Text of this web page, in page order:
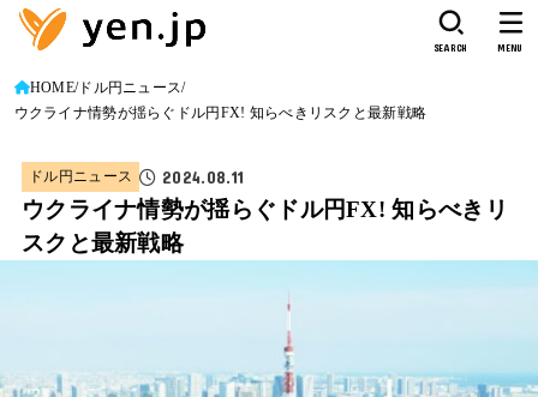
SEARCH MENU
HOME ドル円ニュース
ウクライナ情勢が揺らぐドル円FX! 知らべきリスクと最新戦略
ドル円ニュース 2024.08.11
ウクライナ情勢が揺らぐドル円FX! 知らべきリ
スクと最新戦略